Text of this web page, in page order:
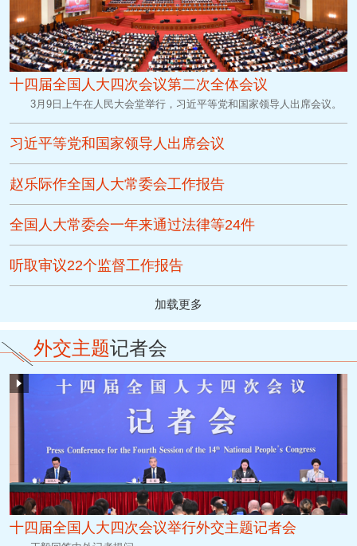
十四届全国人大四次会议第二次全体会议
3月9日上午在人民大会堂举行，习近平等党和国家领导人出席会议。
习近平等党和国家领导人出席会议
赵乐际作全国人大常委会工作报告
全国人大常委会一年来通过法律等24件
听取审议22个监督工作报告
加载更多
外交主题记者会
十四届全国人大四次会议举行外交主题记者会